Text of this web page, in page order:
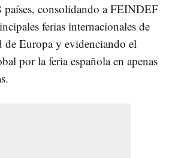
países, consolidando a FEINDEF
ferias internacionales de
de Europa y evidenciando el
por la feria española en apenas